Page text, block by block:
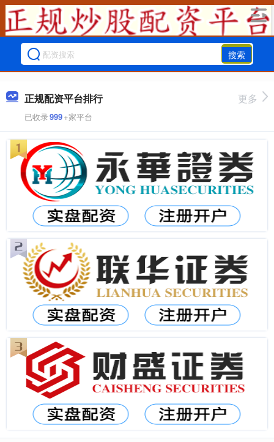
搜索
正规配资平台排行
已收录999+家平台
更多